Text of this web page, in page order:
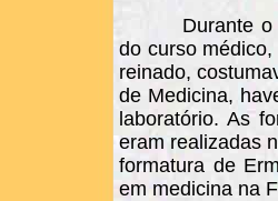
Durante
do curso
reinado,
de Medicina,
laboratório. As
eram realizadas
formatura de
em medicina na